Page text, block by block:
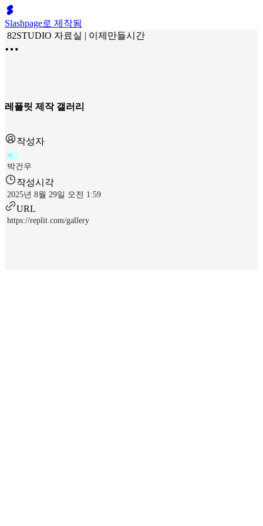
Slashpage로 제작됨
82STUDIO 자료실 | 이제만들시간
레플릿 제작 갤러리
작성자
박
박건우
작성시각
2025년 8월 29일 오전 1:59
URL
https://replit.com/gallery